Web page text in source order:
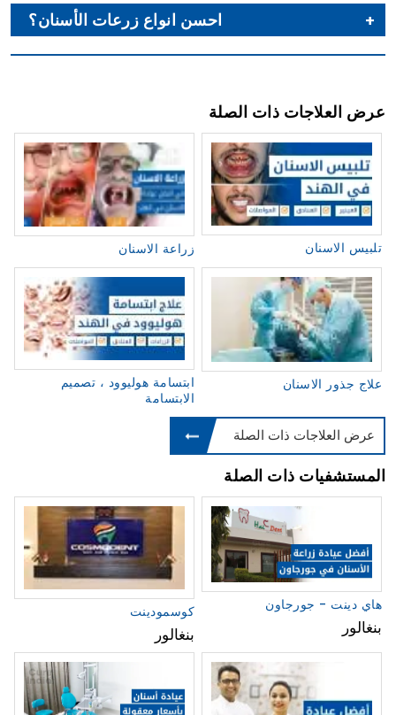
احسن انواع زرعات الأسنان؟
عرض العلاجات ذات الصلة
زراعة الاسنان تلبيس الاسنان
ابتسامة هوليوود ، تصميم
الابتسامة
علاج جذور الاسنان
عرض العلاجات ذات الصلة
المستشفيات ذات الصلة
كوسمودينت
بنغالور
هاي دينت - جورجاون
بنغالور